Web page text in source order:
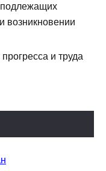
подлежащих
возникновении
и труда